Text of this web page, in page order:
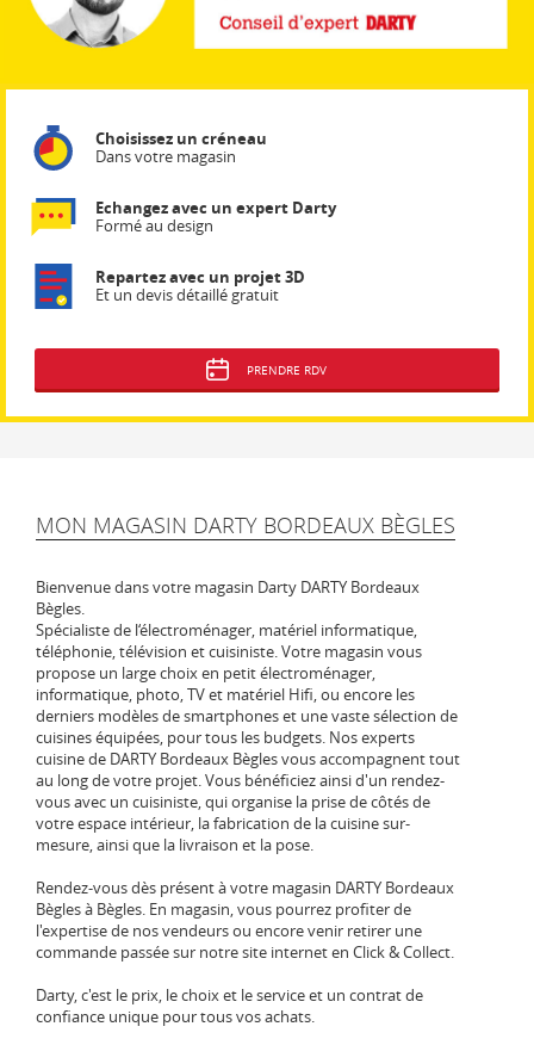
Choisissez un créneau
Dans votre magasin
Echangez avec un expert Darty
Formé au design
Repartez avec un projet 3D
Et un devis détaillé gratuit
PRENDRE RDV
MON MAGASIN DARTY BORDEAUX BÈGLES
Bienvenue dans votre magasin Darty DARTY Bordeaux
Bègles.
Spécialiste de l‘électroménager, matériel informatique,
téléphonie, télévision et cuisiniste. Votre magasin vous
propose un large choix en petit électroménager,
informatique, photo, TV et matériel Hifi, ou encore les
derniers modèles de smartphones et une vaste sélection de
cuisines équipées, pour tous les budgets. Nos experts
cuisine de DARTY Bordeaux Bègles vous accompagnent tout
au long de votre projet. Vous bénéficiez ainsi d'un rendez-
vous avec un cuisiniste, qui organise la prise de côtés de
votre espace intérieur, la fabrication de la cuisine sur-
mesure, ainsi que la livraison et la pose.
Rendez-vous dès présent à votre magasin DARTY Bordeaux
Bègles à Bègles. En magasin, vous pourrez profiter de
l'expertise de nos vendeurs ou encore venir retirer une
commande passée sur notre site internet en Click & Collect.
Darty, c'est le prix, le choix et le service et un contrat de
confiance unique pour tous vos achats.